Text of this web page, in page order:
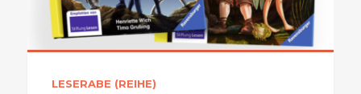
LESERABE (REIHE)